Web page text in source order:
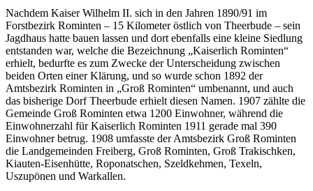
Nachdem Kaiser Wilhelm II. sich in den Jahren 1890/91 im
Forstbezirk Rominten – 15 Kilometer östlich von Theerbude – sein
Jagdhaus hatte bauen lassen und dort ebenfalls eine kleine Siedlung
entstanden war, welche die Bezeichnung „Kaiserlich Rominten“
erhielt, bedurfte es zum Zwecke der Unterscheidung zwischen
beiden Orten einer Klärung, und so wurde schon 1892 der
Amtsbezirk Rominten in „Groß Rominten“ umbenannt, und auch
das bisherige Dorf Theerbude erhielt diesen Namen. 1907 zählte die
Gemeinde Groß Rominten etwa 1200 Einwohner, während die
Einwohnerzahl für Kaiserlich Rominten 1911 gerade mal 390
Einwohner betrug. 1908 umfasste der Amtsbezirk Groß Rominten
die Landgemeinden Freiberg, Groß Rominten, Groß Trakischken,
Kiauten-Eisenhütte, Roponatschen, Szeldkehmen, Texeln,
Uszupönen und Warkallen.